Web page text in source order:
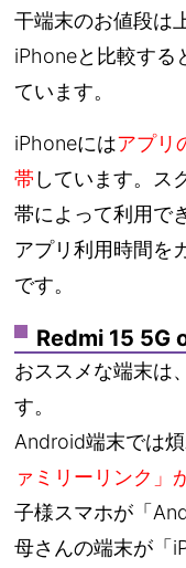
干端末のお値段は
iPhoneと比較する
ています。
iPhoneにはアプリ
帯 しています。ス
帯によって利用で
アプリ利用時間を
です。
Redmi 15 5G
おススメな端末は
す。
Android端末では
ァミリーリンク」
子様スマホが「
母さんの端末が「